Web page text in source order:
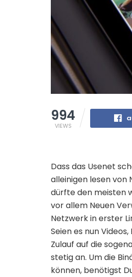
994
VIEWS
Dass das Usenet
alleinigen lesen
dürfte den meisten
vor allem Neuen
Netzwerk in erster
Seien es nun
Zulauf auf die
stetig an. Um die
können, benötigst